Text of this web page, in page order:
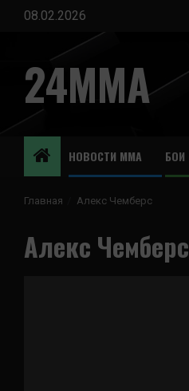
Перейти
содержимому
08.02.2026
24MMA
НОВОСТИ ММА БОИ
Главная Алекс Чемберс
Алекс Чемберс